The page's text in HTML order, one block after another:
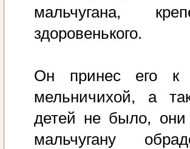
мальчугана,
здоровенького.
Он принес его к
мельничихой, а
детей не было, они
мальчугану